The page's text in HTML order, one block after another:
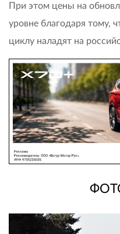
При этом цены на
уровне благодаря тому,
циклу наладят на